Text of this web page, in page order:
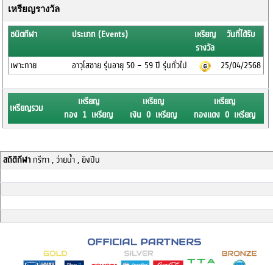
เหรียญรางวัล
ชนิดกีฬา ประเภท (Events)
เหรียญ
รางวัล
วันที่ได้รับ
เพาะกาย อาวุโสชาย รุ่นอายุ 50 – 59 ปี รุ่นทั่วไป 25/04/2568
เหรียญรวม
เหรียญ
ทอง 1 เหรียญ
เหรียญ
เงิน 0 เหรียญ
เหรียญ
ทองแดง 0 เหรียญ
สถิติกีฬากรีฑา , ว่ายน้ำ , ยิงปืน